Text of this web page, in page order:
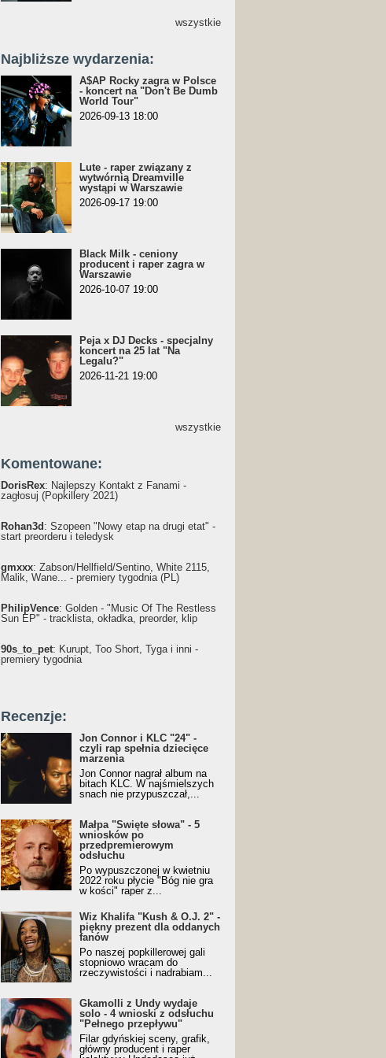
wszystkie
Najbliższe wydarzenia:
A$AP Rocky zagra w Polsce
- koncert na "Don't Be Dumb
World Tour"
2026-09-13 18:00
Lute - raper związany z
wytwórnią Dreamville
wystąpi w Warszawie
2026-09-17 19:00
Black Milk - ceniony
producent i raper zagra w
Warszawie
2026-10-07 19:00
Peja x DJ Decks - specjalny
koncert na 25 lat "Na
Legalu?"
2026-11-21 19:00
wszystkie
Komentowane:
DorisRex: Najlepszy Kontakt z Fanami -
zagłosuj (Popkillery 2021)
Rohan3d : Szopeen "Nowy etap na drugi etat" -
start preorderu i teledysk
gmxxx: Żabson/Hellfield/Sentino, White 2115,
Malik, Wane... - premiery tygodnia (PL)
PhilipVence: Golden - "Music Of The Restless
Sun EP" - tracklista, okładka, preorder, klip
90s_to_pet: Kurupt, Too Short, Tyga i inni -
premiery tygodnia
Recenzje:
Jon Connor i KLC "24" -
czyli rap spełnia dziecięce
marzenia
Jon Connor nagrał album na
bitach KLC. W najśmielszych
snach nie przypuszczał,...
Małpa "Święte słowa" - 5
wniosków po
przedpremierowym
odsłuchu
Po wypuszczonej w kwietniu
2022 roku płycie "Bóg nie gra
w kości" raper z...
Wiz Khalifa "Kush & O.J. 2" -
piękny prezent dla oddanych
fanów
Po naszej popkillerowej gali
stopniowo wracam do
rzeczywistości i nadrabiam...
Gkamolli z Undy wydaje
solo - 4 wnioski z odsłuchu
"Pełnego przepływu"
Filar gdyńskiej sceny, grafik,
główny producent i raper